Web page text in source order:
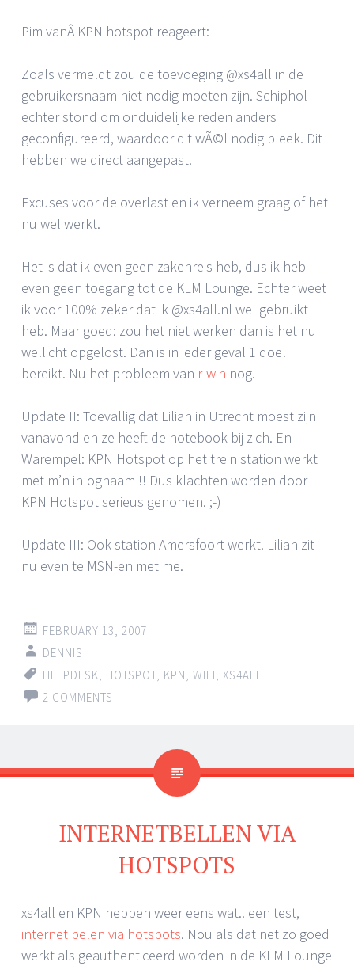
Pim vanÂ KPN hotspot reageert:
Zoals vermeldt zou de toevoeging @xs4all in de
gebruikersnaam niet nodig moeten zijn. Schiphol
echter stond om onduidelijke reden anders
geconfigureerd, waardoor dit wÃ©l nodig bleek. Dit
hebben we direct aangepast.
Excuses voor de overlast en ik verneem graag of het
nu wel werkt.
Het is dat ik even geen zakenreis heb, dus ik heb
even geen toegang tot de KLM Lounge. Echter weet
ik voor 100% zeker dat ik @xs4all.nl wel gebruikt
heb. Maar goed: zou het niet werken dan is het nu
wellicht opgelost. Dan is in ieder geval 1 doel
bereikt. Nu het probleem van r-win nog.
Update II: Toevallig dat Lilian in Utrecht moest zijn
vanavond en ze heeft de notebook bij zich. En
Warempel: KPN Hotspot op het trein station werkt
met m’n inlognaam !! Dus klachten worden door
KPN Hotspot serieus genomen. ;-)
Update III: Ook station Amersfoort werkt. Lilian zit
nu even te MSN-en met me.
FEBRUARY 13, 2007
DENNIS
HELPDESK
HOTSPOT KPN WIFI XS4ALL
2 COMMENTS
INTERNETBELLEN VIA
HOTSPOTS
xs4all en KPN hebben weer eens wat.. een test,
internet belen via hotspots. Nou als dat net zo goed
werkt als geauthenticeerd worden in de KLM Lounge